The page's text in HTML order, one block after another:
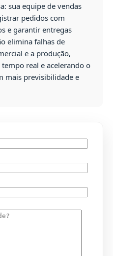
sua equipe de vendas
pedidos com
e garantir entregas
elimina falhas de
e a produção,
real e acelerando o
mais previsibilidade e